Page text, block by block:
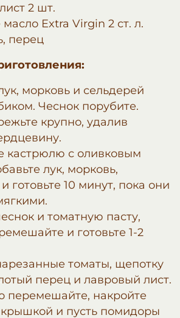
2 шт.
Extra Virgin 2 ст. л.
перец
морковь и сельдерей
Чеснок порубите.
крупно, удалив
кастрюлю с оливковым
лук, морковь,
готовьте 10 минут, пока они
и томатную пасту,
и готовьте 1-2
томаты, щепотку
перец и лавровый лист.
перемешайте, накройте
крышкой и пусть помидоры